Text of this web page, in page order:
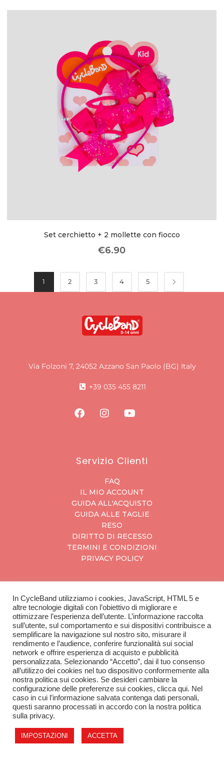
Set cerchietto + 2 mollette con fiocco
€6.90
1 2 3 4 5
Via Folzoni 7, 24052 Azzano San Paolo (BG) Italy
+39 035 455 8211
Servizio Clienti
FAQ
IL MIO ACCOUNT
GUIDA ALL'ACQUISTO
GUIDA ALLE TAGLIE
RESO
DIRITTO DI RECESSO
TERMINI E CONDIZIONI
PRIVACY POLICY
CycleBand
CONTATTI
SCOPRI IL CATALOGO
L'azienda
SU DI NOI
APRI IL TUO NEGOZIO
In CycleBand utilizziamo i cookies, JavaScript, HTML 5 e
altre tecnologie digitali con l’obiettivo di migliorare e
ottimizzare l’esperienza dell’utente. L’informazione raccolta
sull’utente, sul comportamento e sui dispositivi contribuisce a
semplificare la navigazione sul nostro sito, misurare il
rendimento e l’audience, conferire funzionalità sui social
network e offrire esperienza di acquisto e pubblicità
personalizzata. Selezionando “Accetto”, dai il tuo consenso
all’utilizzo dei cookies nel tuo dispositivo conformemente alla
nostra politica sui cookies. Se desideri cambiare la
configurazione delle preferenze sui cookies, clicca qui. Nel
caso in cui l’informazione salvata contenga dati personali,
questi saranno processati in accordo con la nostra politica
sulla privacy.
IMPOSTAZIONI ACCETTA